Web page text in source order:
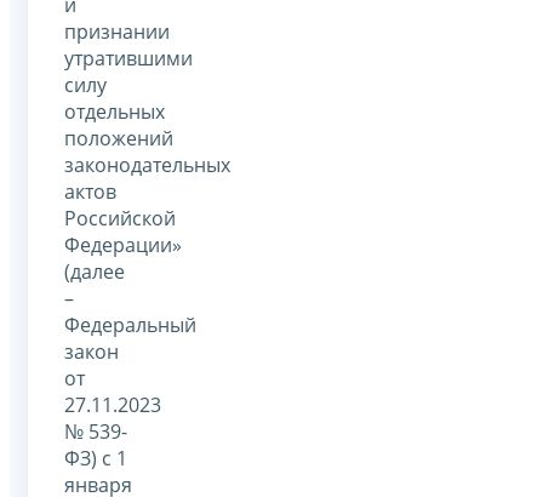
признании
утратившими
силу
отдельных
положений
законодательных
актов
Российской
Федерации»
(далее
–
Федеральный
закон
от
27.11.2023
№ 539-
ФЗ) с 1
января